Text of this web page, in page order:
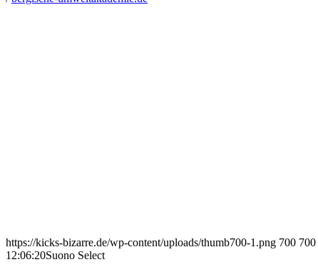
https://kicks-bizarre.de/wp-content/uploads/thumb700-1.png 700 700
12:06:20Suono Select